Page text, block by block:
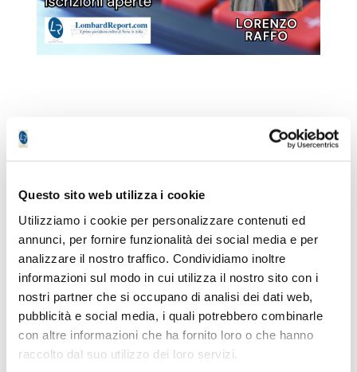
Questo sito web utilizza i cookie
Utilizziamo i cookie per personalizzare contenuti ed
annunci, per fornire funzionalità dei social media e per
analizzare il nostro traffico. Condividiamo inoltre
informazioni sul modo in cui utilizza il nostro sito con i
nostri partner che si occupano di analisi dei dati web,
pubblicità e social media, i quali potrebbero combinarle
con altre informazioni che ha fornito loro o che hanno
raccolto dal suo utilizzo dei loro servizi.
L’autore del presente articolo è iscritto
all’Ordine dei Giornalisti e non detiene gli
strumenti oggetto delle sue analisi.
Doveri dell’Informazione Economica
qui >>
Informativa metodoclicca qui >>
Paolo Braglia